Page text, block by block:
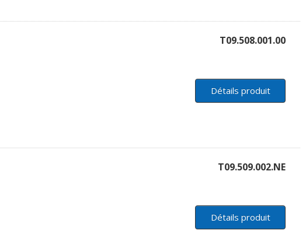
T09.508.001.00
Détails produit
T09.509.002.NE
Détails produit